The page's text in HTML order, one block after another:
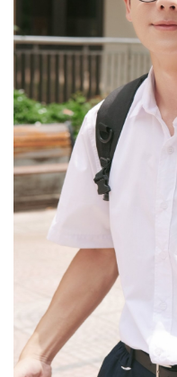
Pháp luật
Vụ án
Tin nóng
Tư vấn luật